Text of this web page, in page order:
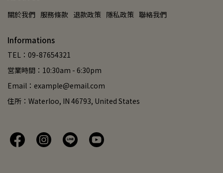
關於我們 服務條款 退款政策 隱私政策 聯絡我們
Informations
TEL：09-87654321
営業時間：10:30am - 6:30pm
Email：example@email.com
住所：Waterloo, IN 46793, United States